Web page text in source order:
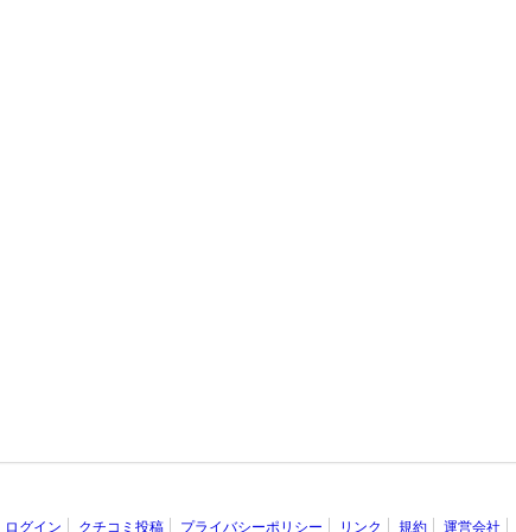
ログイン クチコミ投稿 プライバシーポリシー リンク 規約 運営会社